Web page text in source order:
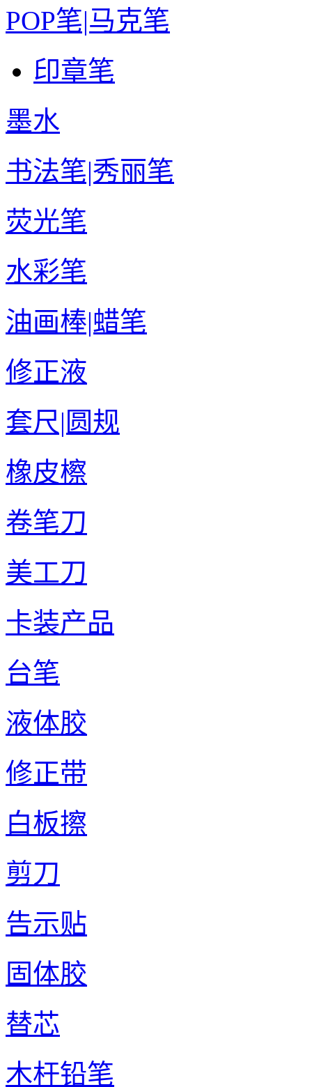
POP笔|马克笔
印章笔
墨水
书法笔|秀丽笔
荧光笔
水彩笔
油画棒|蜡笔
修正液
套尺|圆规
橡皮檫
卷笔刀
美工刀
卡装产品
台笔
液体胶
修正带
白板擦
剪刀
告示贴
固体胶
替芯
木杆铅笔